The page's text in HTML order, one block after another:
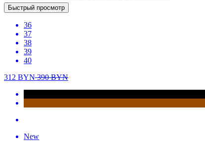
Быстрый просмотр
36
37
38
39
40
312 BYN390BYN
New